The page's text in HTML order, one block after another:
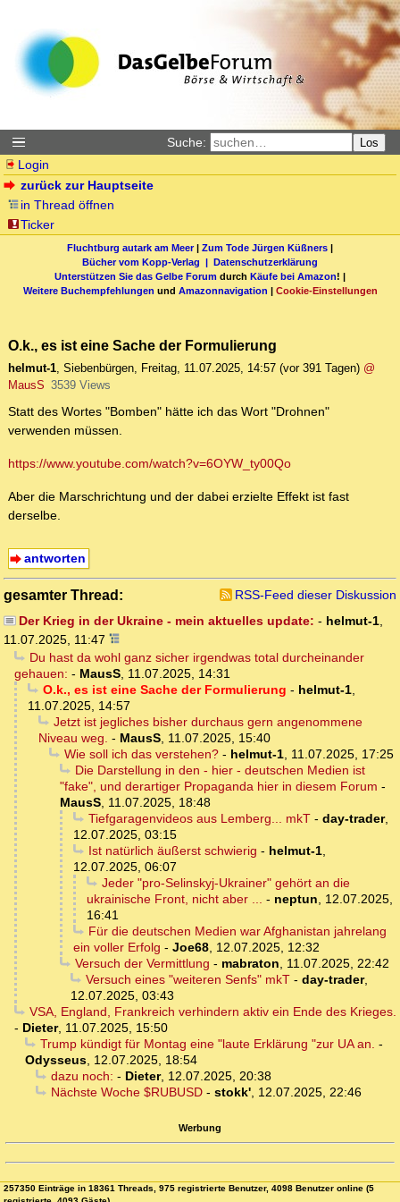
Suche: Los
Login
zurück zur Hauptseite
in Thread öffnen
Ticker
Fluchtburg autark am Meer| Zum Tode Jürgen Küßners |
Bücher vom Kopp-Verlag | Datenschutzerklärung
Unterstützen Sie das Gelbe Forum durch Käufe bei Amazon! |
Weitere Buchempfehlungen und Amazonnavigation | Cookie-Einstellungen
O.k., es ist eine Sache der Formulierung
helmut-1, Siebenbürgen, Freitag, 11.07.2025, 14:57 (vor 391 Tagen) @
MausS 3539 Views
Statt des Wortes "Bomben" hätte ich das Wort "Drohnen"
verwenden müssen.
https://www.youtube.com/watch?v=6OYW_ty00Qo
Aber die Marschrichtung und der dabei erzielte Effekt ist fast
derselbe.
antworten
gesamter Thread:
RSS-Feed dieser Diskussion
Der Krieg in der Ukraine - mein aktuelles update: - helmut-1,
11.07.2025, 11:47
Du hast da wohl ganz sicher irgendwas total durcheinander
gehauen: - MausS, 11.07.2025, 14:31
O.k., es ist eine Sache der Formulierung - helmut-1,
11.07.2025, 14:57
Jetzt ist jegliches bisher durchaus gern angenommene
Niveau weg. - MausS, 11.07.2025, 15:40
Wie soll ich das verstehen?- helmut-1, 11.07.2025, 17:25
Die Darstellung in den - hier - deutschen Medien ist
"fake", und derartiger Propaganda hier in diesem Forum -
MausS, 11.07.2025, 18:48
Tiefgaragenvideos aus Lemberg... mkT- day-trader,
12.07.2025, 03:15
Ist natürlich äußerst schwierig - helmut-1,
12.07.2025, 06:07
Jeder "pro-Selinskyj-Ukrainer" gehört an die
ukrainische Front, nicht aber ... - neptun, 12.07.2025,
16:41
Für die deutschen Medien war Afghanistan jahrelang
ein voller Erfolg - Joe68, 12.07.2025, 12:32
Versuch der Vermittlung - mabraton, 11.07.2025, 22:42
Versuch eines "weiteren Senfs" mkT- day-trader,
12.07.2025, 03:43
VSA, England, Frankreich verhindern aktiv ein Ende des Krieges.
- Dieter, 11.07.2025, 15:50
Trump kündigt für Montag eine "laute Erklärung "zur UA an. -
Odysseus, 12.07.2025, 18:54
dazu noch: - Dieter, 12.07.2025, 20:38
Nächste Woche $RUBUSD- stokk', 12.07.2025, 22:46
Werbung
257350 Einträge in 18361 Threads, 975 registrierte Benutzer, 4098 Benutzer online (5